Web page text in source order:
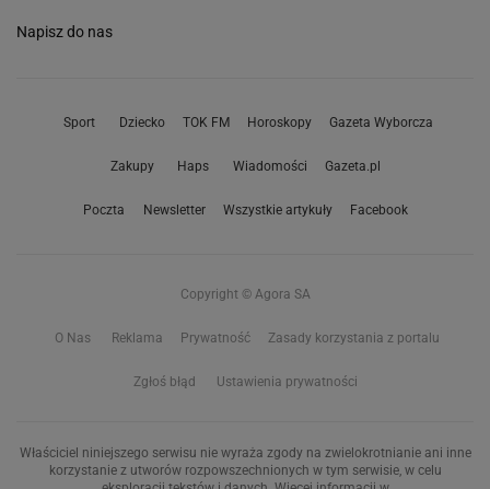
Napisz do nas
Sport Dziecko TOK FM Horoskopy Gazeta Wyborcza
Zakupy Haps Wiadomości Gazeta.pl
Poczta Newsletter Wszystkie artykuły Facebook
Copyright © Agora SA
O Nas Reklama Prywatność Zasady korzystania z portalu
Zgłoś błąd Ustawienia prywatności
Właściciel niniejszego serwisu nie wyraża zgody na zwielokrotnianie ani inne
korzystanie z utworów rozpowszechnionych w tym serwisie, w celu